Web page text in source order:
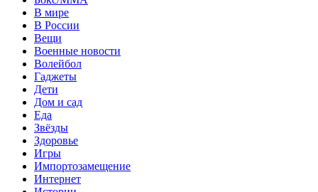
В мире
В России
Вещи
Военные новости
Волейбол
Гаджеты
Дети
Дом и сад
Еда
Звёзды
Здоровье
Игры
Импортозамещение
Интернет